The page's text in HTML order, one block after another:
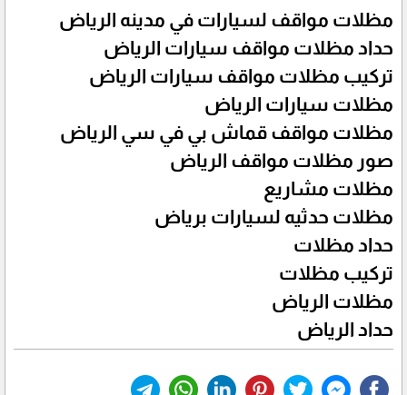
مظلات مواقف لسيارات في مدينه الرياض
حداد مظلات مواقف سيارات الرياض
تركيب مظلات مواقف سيارات الرياض
مظلات سيارات الرياض
مظلات مواقف قماش بي في سي الرياض
صور مظلات مواقف الرياض
مظلات مشاريع
مظلات حدثيه لسيارات برياض
حداد مظلات
تركيب مظلات
مظلات الرياض
حداد الرياض